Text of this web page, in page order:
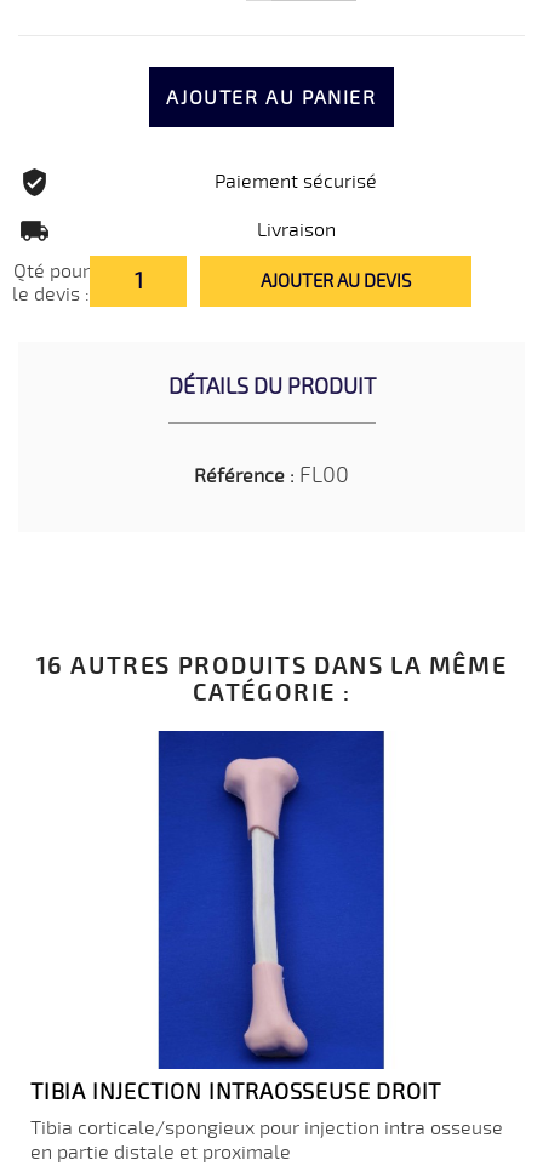
AJOUTER AU PANIER
Paiement sécurisé
Livraison
Qté pour
le devis :
AJOUTER AU DEVIS
DÉTAILS DU PRODUIT
Référence : FL00
16 AUTRES PRODUITS DANS LA MÊME
CATÉGORIE :
TIBIA INJECTION INTRAOSSEUSE DROIT
Tibia corticale/spongieux pour injection intra osseuse
en partie distale et proximale